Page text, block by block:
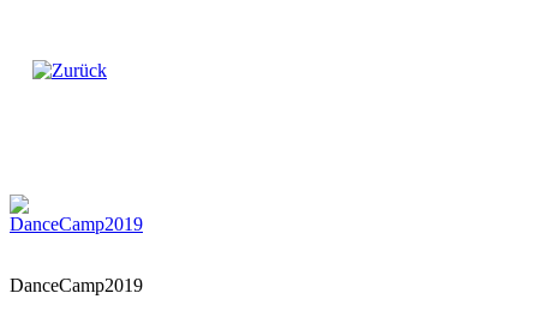
DanceCamp2019